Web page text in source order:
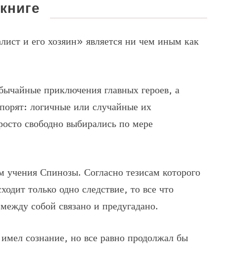
и его хозяин» является ни чем иным как
приключения главных героев, а
логичные или случайные их
свободно выбирались по мере
Спинозы. Согласно тезисам которого
только одно следствие, то все что
собой связано и предугадано.
сознание, но все равно продолжал бы